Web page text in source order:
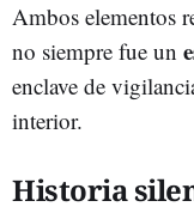
Ambos elementos
no siempre fue un
enclave de
interior.
Historia